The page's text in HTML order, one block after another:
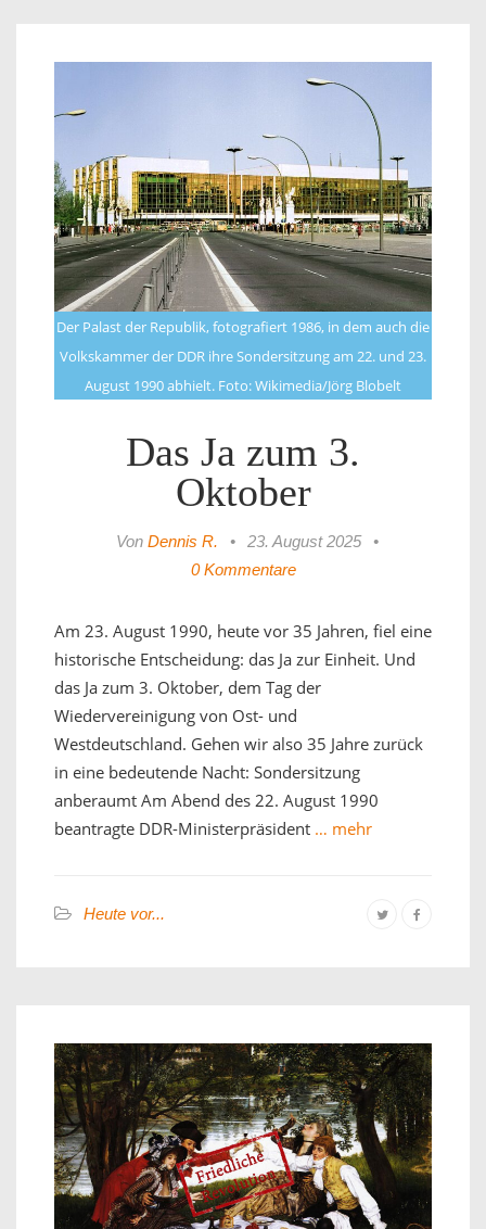
Der Palast der Republik, fotografiert 1986, in dem auch die
Volkskammer der DDR ihre Sondersitzung am 22. und 23.
August 1990 abhielt. Foto: Wikimedia/Jörg Blobelt
Das Ja zum 3.
Oktober
Von Dennis R. • 23. August 2025
•
0 Kommentare
Am 23. August 1990, heute vor 35 Jahren, fiel eine
historische Entscheidung: das Ja zur Einheit. Und
das Ja zum 3. Oktober, dem Tag der
Wiedervereinigung von Ost- und
Westdeutschland. Gehen wir also 35 Jahre zurück
in eine bedeutende Nacht: Sondersitzung
anberaumt Am Abend des 22. August 1990
beantragte DDR-Ministerpräsident … mehr
Heute vor...